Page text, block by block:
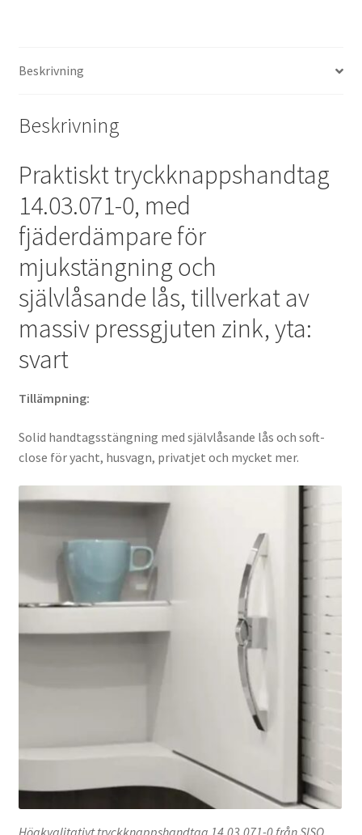
yacht,
och
mer,
av
SISO
Denmark
mängd
Beskrivning
Beskrivning
Praktiskt tryckknappshandtag
14.03.071-0, med
fjäderdämpare för
mjukstängning och
självlåsande lås, tillverkat av
massiv pressgjuten zink, yta:
svart
Tillämpning:
Solid handtagsstängning med självlåsande lås och soft-
close för yacht, husvagn, privatjet och mycket mer.